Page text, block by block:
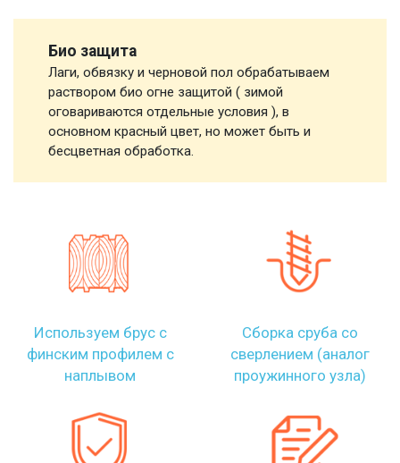
Био защита
Лаги, обвязку и черновой пол обрабатываем
раствором био огне защитой ( зимой
оговариваются отдельные условия ), в
основном красный цвет, но может быть и
бесцветная обработка.
Используем брус с
финским профилем с
наплывом
Сборка сруба со
сверлением (аналог
проужинного узла)